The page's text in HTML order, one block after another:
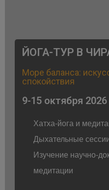
ЙОГА-ТУР В
Море баланса:
спокойствия
9-15 октября 2026
Хатха-йога и
Дыхательные
Изучение научно-
медитации